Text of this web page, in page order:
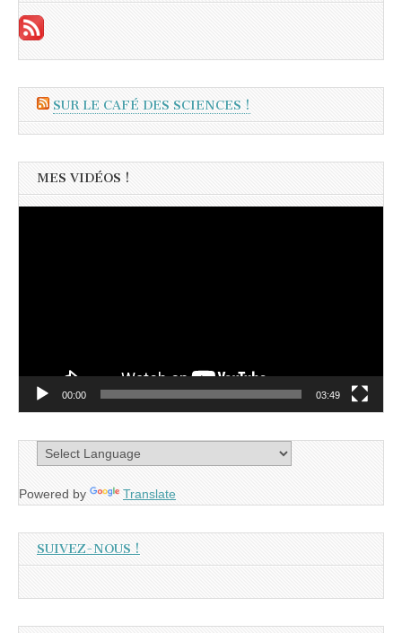
SUR LE CAFÉ DES SCIENCES !
MES VIDÉOS !
00:00 03:49
Powered by Translate
SUIVEZ-NOUS !